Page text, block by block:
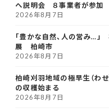
へ説明会 ８事業者が参加
2026年8月7日
「豊かな自然、人の営み…
展 柏崎市
2026年8月7日
柏崎刈羽地域の極早生（わせ
の収穫始まる
2026年8月7日